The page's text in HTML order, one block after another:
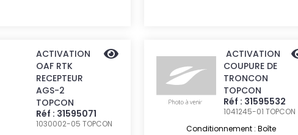
ACTIVATION
OAF RTK
RECEPTEUR
AGS-2
TOPCON
Réf : 31595071
1030002-05TOPCON
ACTIVATION
COUPURE DE
TRONCON
TOPCON
Réf : 31595532
1041245-01 TOPCON
Conditionnement : Boîte